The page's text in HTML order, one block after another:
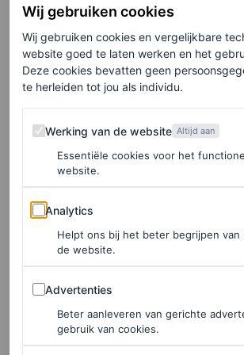
verdiepen in hoe mijn baarmoeder werkt,
afwijking precies inhield en wat ik zelf
beter voor mezelf te zorgen.
Elke week onze beste artikelen
Schrijf je hier in voor de Vogue-
Eigenlijk best wel gek, besefte ik: ik
mijn baarmoeder is een essentieel
lichaam, maar toch weet ik er heel
misschien toch nog een taboe op dit
hoorde ik voorheen bijna niemand over
baarmoederhalskanker. Ik begon er heel
over te praten met mensen in mijn
Wij gebruiken cookies
Wij gebruiken cookies en vergelijkbare
website goed te laten werken en het
Deze cookies bevatten geen
te herleiden tot jou als individu.
Werking van de website
Werking van de website Altijd aan
Essentiële cookies voor het
website.
Analytics
Analytics
Helpt ons bij het beter begrijpen van
de website.
Advertenties
Advertenties
Beter aanleveren van gerichte
gebruik van cookies.